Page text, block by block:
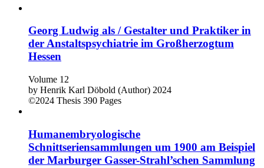
Georg Ludwig als / Gestalter und Praktiker in
der Anstaltspsychiatrie im Großherzogtum
Hessen
Volume 12
by Henrik Karl Döbold (Author) 2024
©2024 Thesis 390 Pages
Humanembryologische
Schnittseriensammlungen um 1900 am Beispiel
der Marburger Gasser-Strahl’schen Sammlung